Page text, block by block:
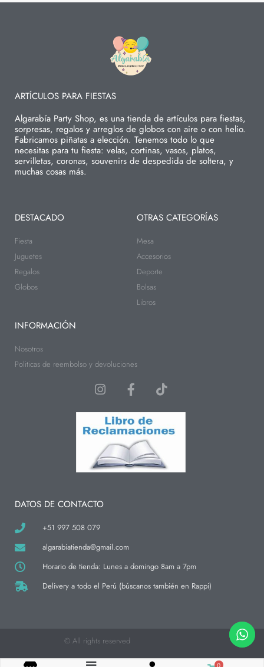
ARTÍCULOS PARA FIESTAS
Algarabía Party Shop, es una tienda de artículos para fiestas,
sorpresas, regalos y arreglos de globos con aire o con helio.
Fabricamos piñatas a elección. Tenemos todo lo que
necesitas para tu fiesta: velas, cortinas, vasos, platos,
servilletas, coronas, souvenirs de despedida de soltera, y
muchas cosas más.
DESTACADO
Fiesta
Juguetes
Regalos
Globos
OTRAS CATEGORÍAS
Mesa
Accesorios
Deporte
Bolsas
Libros
INFORMACIÓN
Nosotros
Politicas de reembolso y devoluciones
I
s
t
a
g
r
a
F
a
c
e
b
o
o
k
T
i
k
t
o
DATOS DE CONTACTO
+51 997 508 079
algarabiatienda@gmail.com
Horario de tienda: Lunes a domingo 8am a 7pm
Delivery a todo el Perú (búscanos también en Rappi)
© All rights reserved
0